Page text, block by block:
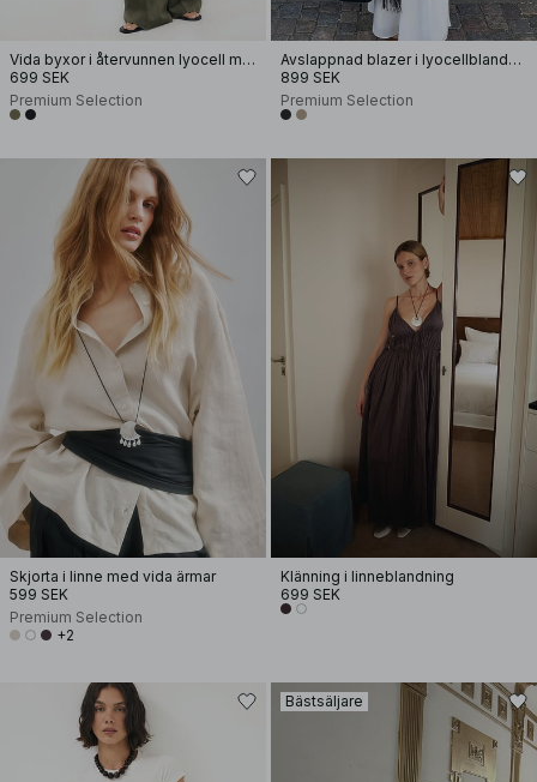
Vida byxor i återvunnen lyocell med mellanhög midja
699 SEK
Premium Selection
Avslappnad blazer i lyocellblandning
899 SEK
Premium Selection
Skjorta i linne med vida ärmar
599 SEK
Premium Selection
+2
Klänning i linneblandning
699 SEK
Bästsäljare